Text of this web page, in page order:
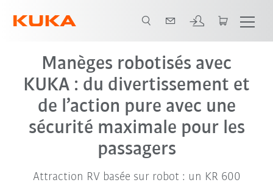
Manèges robotisés avec
KUKA : du divertissement et
de l’action pure avec une
sécurité maximale pour les
passagers
Attraction RV basée sur robot : un KR 600